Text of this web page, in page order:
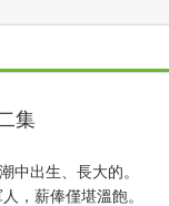
集
中出生、長大的。
，薪俸僅堪溫飽。